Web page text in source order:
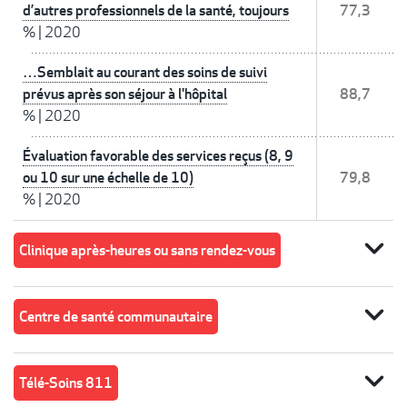
d’autres professionnels de la santé, toujours
% 2020
77,3
…Semblait au courant des soins de suivi
prévus après son séjour à l'hôpital
% 2020
88,7
Évaluation favorable des services reçus (8, 9
ou 10 sur une échelle de 10)
% 2020
79,8
Clinique après-heures ou sans rendez-vous expand_more
Centre de santé communautaire expand_more
Télé-Soins 811 expand_more